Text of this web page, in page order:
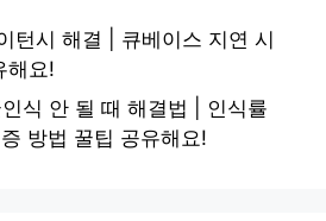
턴시 해결 | 큐베이스 지연 시
해요!
식 안 될 때 해결법 | 인식률
방법 꿀팁 공유해요!